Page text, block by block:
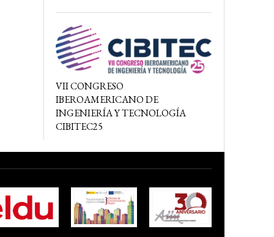
VII CONGRESO
IBEROAMERICANO DE
INGENIERÍA Y TECNOLOGÍA
CIBITEC25